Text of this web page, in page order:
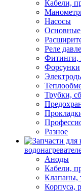
Кабели,
Насосы
Реле
Фитинги,
Форсунки
Трубки,
Разное
Аноды
Кабели,
Клапаны,
Корпуса,